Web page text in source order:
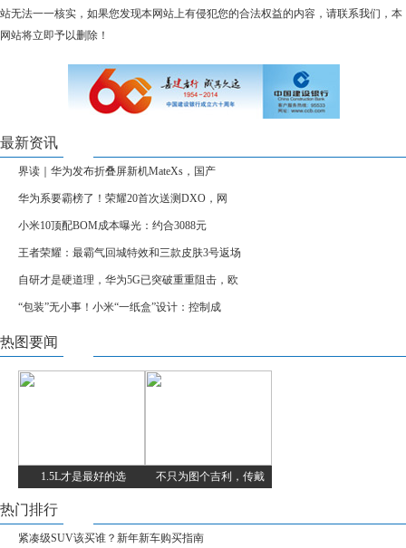
站无法一一核实，如果您发现本网站上有侵犯您的合法权益的内容，请联系我们，本
网站将立即予以删除！
最新资讯
界读｜华为发布折叠屏新机MateXs，国产
华为系要霸榜了！荣耀20首次送测DXO，网
小米10顶配BOM成本曝光：约合3088元
王者荣耀：最霸气回城特效和三款皮肤3号返场
自研才是硬道理，华为5G已突破重重阻击，欧
“包装”无小事！小米“一纸盒”设计：控制成
热图要闻
1.5L才是最好的选 不只为图个吉利，传戴
热门排行
紧凑级SUV该买谁？新年新车购买指南